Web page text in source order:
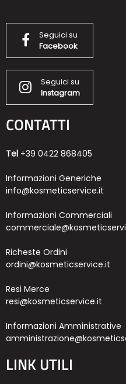
Seguici su
Facebook
Seguici su
Instagram
CONTATTI
Tel +39 0422 868405
Informazioni Generiche
info@kosmeticservice.it
Informazioni Commerciali
Richeste Ordini
ordini@kosmeticservice.it
Resi Merce
resi@kosmeticservice.it
Informazioni Amministrative
LINK UTILI